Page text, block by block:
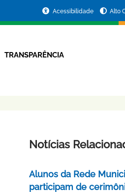
Acessibilidade Alto
TRANSPARÊNCIA
Notícias
Alunos da Rede
participam de